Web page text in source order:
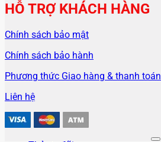
HỖ TRỢ KHÁCH HÀNG
Chính sách bảo mật
Chính sách bảo hành
Phương thức Giao hàng & thanh toán
Liên hệ